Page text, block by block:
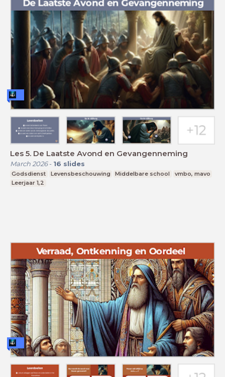
Les 5. De Laatste Avond en Gevangenneming
March 2026- 16 slides
Godsdienst Levensbeschouwing Middelbare school
vmbo, mavo
Leerjaar 1,2